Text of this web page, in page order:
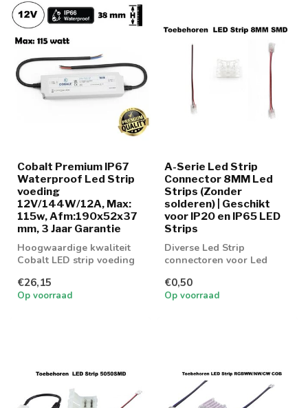
Cobalt Premium IP67
Waterproof Led Strip
voeding
12V/144W/12A, Max:
115w, Afm:190x52x37
mm, 3 Jaar Garantie
Hoogwaardige kwaliteit
Cobalt LED strip voeding
€26,15
Op voorraad
A-Serie Led Strip
Connector 8MM Led
Strips (Zonder
solderen) | Geschikt
voor IP20 en IP65 LED
Strips
Diverse Led Strip
connectoren voor Led
€0,50
Op voorraad